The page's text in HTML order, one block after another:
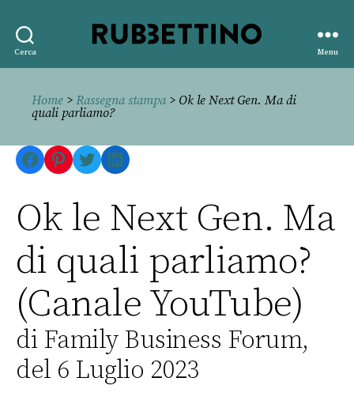
Cerca
editore
Menu
Home > Rassegna stampa> Ok le Next Gen. Ma di
quali parliamo?
Facebook
Pinterest
TwitterLinkedIn
Ok le Next Gen. Ma
di quali parliamo?
(Canale YouTube)
di Family Business Forum,
del 6 Luglio 2023